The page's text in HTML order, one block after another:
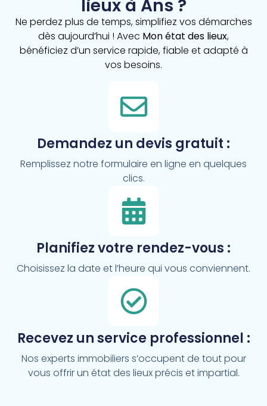
lieux à Ans ?
Ne perdez plus de temps, simplifiez vos démarches
dès aujourd’hui ! Avec Mon état des lieux,
bénéficiez d’un service rapide, fiable et adapté à
vos besoins.
Demandez un devis gratuit :
Remplissez notre formulaire en ligne en quelques
clics.
Planifiez votre rendez-vous :
Choisissez la date et l’heure qui vous conviennent.
Recevez un service professionnel :
Nos experts immobiliers s’occupent de tout pour
vous offrir un état des lieux précis et impartial.